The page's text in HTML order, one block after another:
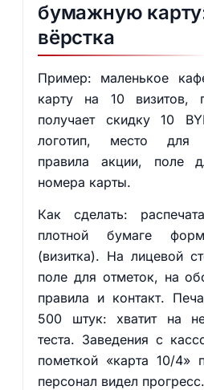
бумажную
вёрстка
Пример: маленькое
карту на 10 визитов,
получает скидку 10
логотип, место для
правила акции, поле
номера карты.
Как сделать:
плотной бумаге
(визитка). На лицевой
поле для отметок, на
правила и контакт.
500 штук: хватит на
теста. Заведения с
пометкой «карта 10/4»
персонал видел прогресс.